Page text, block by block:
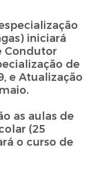
iniciará
Condutor
de
e Atualização
as aulas de
(25
o curso de